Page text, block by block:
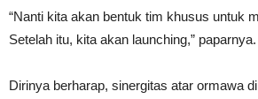
“Nanti kita akan bentuk tim khusus untuk
Setelah itu, kita akan launching,” paparnya.
Dirinya berharap, sinergitas atar ormawa